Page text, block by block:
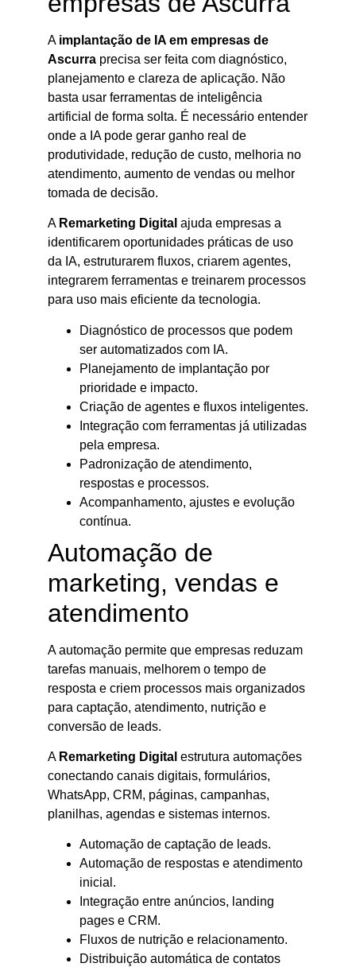
A implantação de IA em empresas de
Ascurra precisa ser feita com diagnóstico,
planejamento e clareza de aplicação. Não
basta usar ferramentas de inteligência
artificial de forma solta. É necessário entender
onde a IA pode gerar ganho real de
produtividade, redução de custo, melhoria no
atendimento, aumento de vendas ou melhor
tomada de decisão.
A Remarketing Digital ajuda empresas a
identificarem oportunidades práticas de uso
da IA, estruturarem fluxos, criarem agentes,
integrarem ferramentas e treinarem processos
para uso mais eficiente da tecnologia.
Diagnóstico de processos que podem
ser automatizados com IA.
Planejamento de implantação por
prioridade e impacto.
Criação de agentes e fluxos inteligentes.
Integração com ferramentas já utilizadas
pela empresa.
Padronização de atendimento,
respostas e processos.
Acompanhamento, ajustes e evolução
contínua.
Automação de
marketing, vendas e
atendimento
A automação permite que empresas reduzam
tarefas manuais, melhorem o tempo de
resposta e criem processos mais organizados
para captação, atendimento, nutrição e
conversão de leads.
A Remarketing Digital estrutura automações
conectando canais digitais, formulários,
WhatsApp, CRM, páginas, campanhas,
planilhas, agendas e sistemas internos.
Automação de captação de leads.
Automação de respostas e atendimento
inicial.
Integração entre anúncios, landing
pages e CRM.
Fluxos de nutrição e relacionamento.
Distribuição automática de contatos